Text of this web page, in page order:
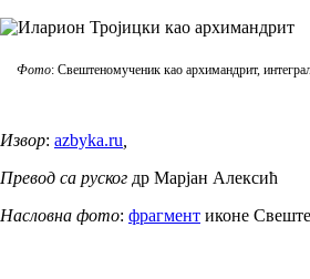
Фото: Свештеномученик као архимандрит,
Извор: azbyka.ru
Превод са руског др Марјан Алексић
Насловна фото: фрагмент иконе